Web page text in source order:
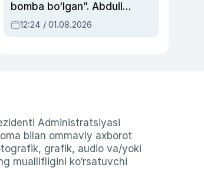
bomba bo‘lgan”. Abdulla
Oripovni siyosiy
ayblovlardan asrab
12:24 / 01.08.2026
Administratsiyasi
bilan ommaviy axborot
grafik, audio va/yoki
muallifligini ko‘rsatuvchi